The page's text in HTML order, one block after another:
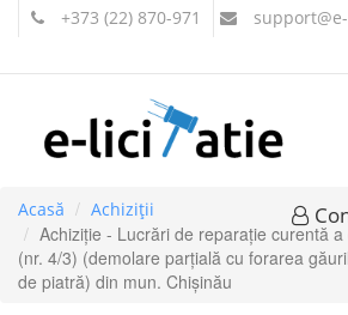
+373 (22) 870-971 support
Acasă Achiziții
Achiziție - Lucrări de reparație curentă
(nr. 4/3) (demolare parțială cu forarea
de piatră) din mun. Chișinău